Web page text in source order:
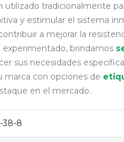
utilizado tradicionalmente
y estimular el sistema
a mejorar la
experimentado, brindamos
sus necesidades
marca con opciones de
en el mercado.
38-8